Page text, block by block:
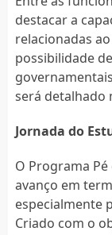
destacar a
relacionadas
possibilidade
será detalhado
Jornada do
O Programa
avanço em
especialmente
Criado com o